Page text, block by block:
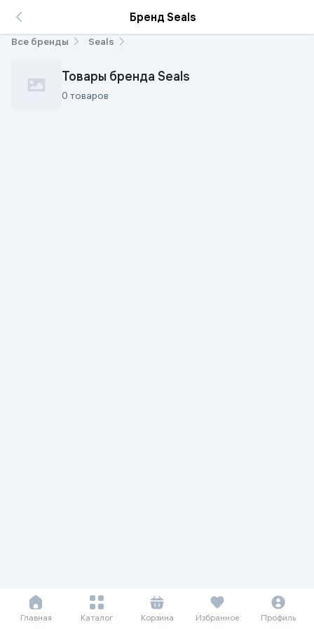
Бренд Seals
Все бренды Seals
Товары бренда Seals
0 товаров
Главная Каталог Корзина Избранное Профиль